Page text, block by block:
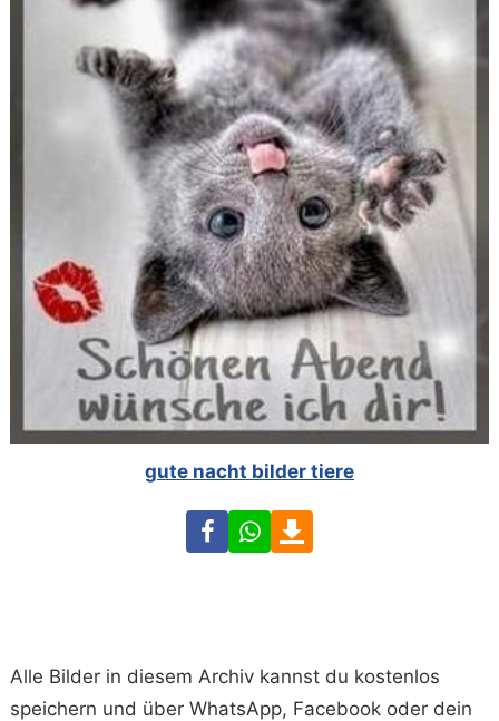
gute nacht bilder tiere
FacebookWhatsApp
Alle Bilder in diesem Archiv kannst du kostenlos
speichern und über WhatsApp, Facebook oder dein